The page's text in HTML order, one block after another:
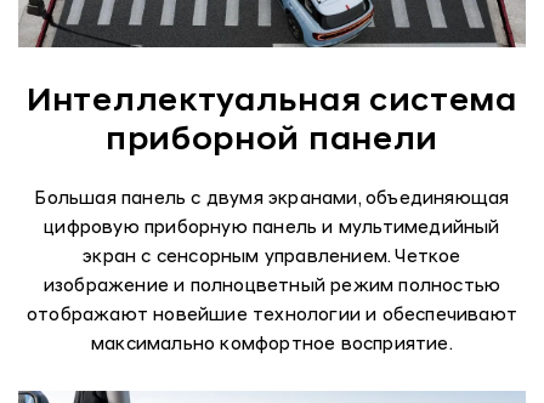
Интеллектуальная система
приборной панели
Большая панель с двумя экранами, объединяющая
цифровую приборную панель и мультимедийный
экран с сенсорным управлением. Четкое
изображение и полноцветный режим полностью
отображают новейшие технологии и обеспечивают
максимально комфортное восприятие.